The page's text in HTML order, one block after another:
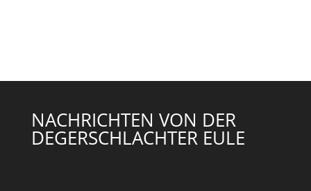
NACHRICHTEN VON DER
DEGERSCHLACHTER EULE